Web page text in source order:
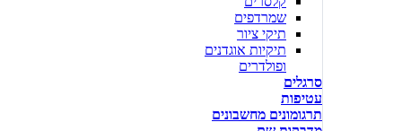
שמרדפים
תיקי ציור
תיקיות אוגדנים
ופולדרים
סרגלים
עטיפות
תרגומונים מחשבונים